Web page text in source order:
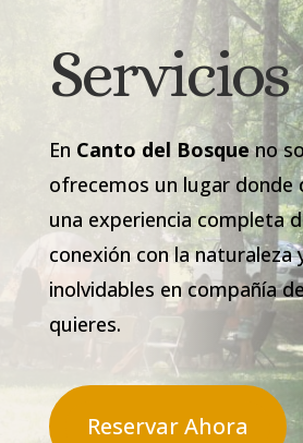
Servicios
En Canto del Bosqueno
ofrecemos un lugar donde
una experiencia completa
conexión con la naturaleza
inolvidables en compañía
quieres.
Reservar Ahora